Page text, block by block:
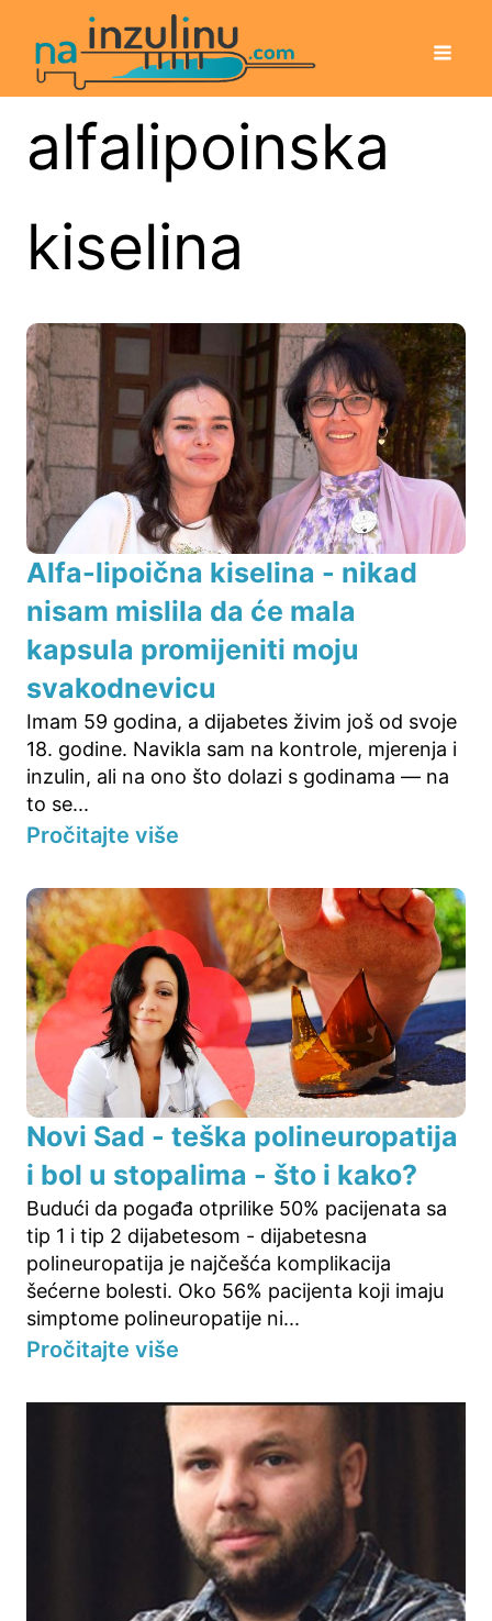
alfalipoinska
kiselina
Alfa-lipoična kiselina - nikad
nisam mislila da će mala
kapsula promijeniti moju
svakodnevicu
Imam 59 godina, a dijabetes živim još od svoje
18. godine. Navikla sam na kontrole, mjerenja i
inzulin, ali na ono što dolazi s godinama — na
to se...
Pročitajte više
Novi Sad - teška polineuropatija
i bol u stopalima - što i kako?
Budući da pogađa otprilike 50% pacijenata sa
tip 1 i tip 2 dijabetesom - dijabetesna
polineuropatija je najčešća komplikacija
šećerne bolesti. Oko 56% pacijenta koji imaju
simptome polineuropatije ni...
Pročitajte više